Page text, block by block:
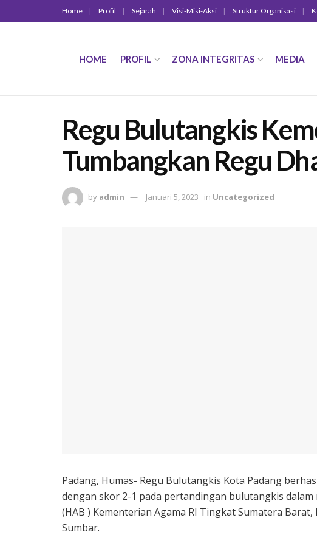
Home Profil Sejarah Visi-Misi-Aksi Struktur Organisasi
HOME PROFIL ZONA INTEGRITAS MEDIA
Regu Bulutangkis
Tumbangkan Regu
by admin Januari 5, 2023 in Uncategorized
Padang, Humas- Regu Bulutangkis Kota Padang
dengan skor 2-1 pada pertandingan bulutangkis
(HAB ) Kementerian Agama RI Tingkat Sumatera
Sumbar.